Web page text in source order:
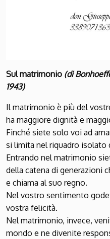
Sul matrimonio (di
1943)
Il matrimonio è più del
ha maggiore dignità e
Finché siete solo voi ad
si limita nel riquadro isolato
Entrando nel matrimonio
della catena di generazioni
e chiama al suo regno.
Nel vostro sentimento
vostra felicità.
Nel matrimonio, invece,
mondo e ne divenite